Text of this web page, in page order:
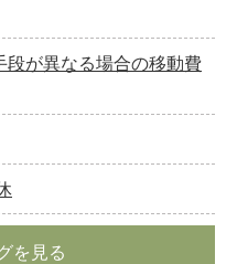
が異なる場合の移動費
を見る